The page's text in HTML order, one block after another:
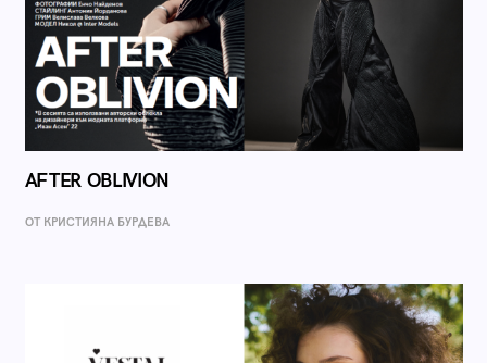
AFTER OBLIVION
ОТ КРИСТИЯНА БУРДЕВА